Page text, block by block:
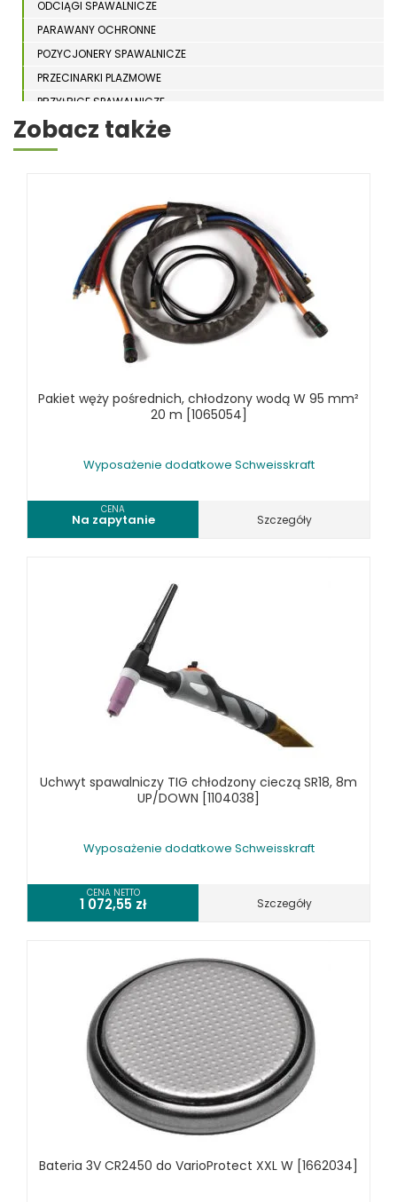
ODCIĄGI SPAWALNICZE
PARAWANY OCHRONNE
POZYCJONERY SPAWALNICZE
PRZECINARKI PLAZMOWE
PRZYŁBICE SPAWALNICZE
SPAWARKI
STOŁY SPAWALNICZE
UCHWYTY DO OBROTNIKÓW
WYPOSAŻENIE DODATKOWE SCHWEISSKRAFT
RÓŻNE OKAZJE
KOSZT DOSTAWY
Zobacz także
Pakiet węży pośrednich, chłodzony wodą W 95 mm²
20 m [1065054]
Wyposażenie dodatkowe Schweisskraft
CENA
Na zapytanie Szczegóły
Uchwyt spawalniczy TIG chłodzony cieczą SR18, 8m
UP/DOWN [1104038]
Wyposażenie dodatkowe Schweisskraft
CENA NETTO
1 072,55 zł Szczegóły
Bateria 3V CR2450 do VarioProtect XXL W [1662034]